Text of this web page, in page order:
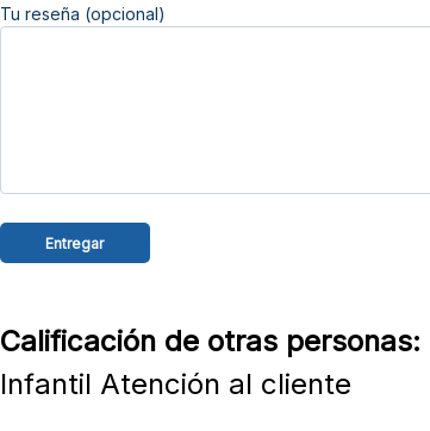
Tu reseña (opcional)
Calificación de otras personas:
Infantil Atención al cliente